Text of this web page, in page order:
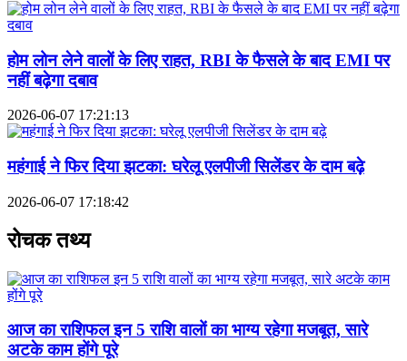
होम लोन लेने वालों के लिए राहत, RBI के फैसले के बाद EMI पर
नहीं बढ़ेगा दबाव
2026-06-07 17:21:13
महंगाई ने फिर दिया झटका: घरेलू एलपीजी सिलेंडर के दाम बढ़े
2026-06-07 17:18:42
रोचक तथ्य
आज का राशिफल इन 5 राशि वालों का भाग्य रहेगा मजबूत, सारे
अटके काम होंगे पूरे